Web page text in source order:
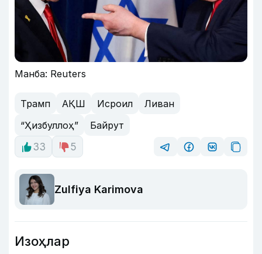
Манба: Reuters
Трамп АҚШ Исроил
Ливан
“Ҳизбуллоҳ”
Байрут
33
5
Zulfiya Karimova
Изоҳлар